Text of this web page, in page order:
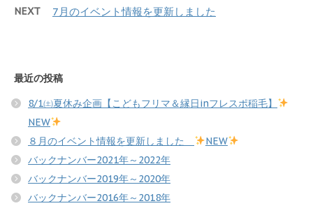
NEXT 7月のイベント情報を更新しました
最近の投稿
8/1㈯夏休み企画【こどもフリマ＆縁日inフレスポ稲毛】
NEW
８月のイベント情報を更新しました
NEW
バックナンバー2021年～2022年
バックナンバー2019年～2020年
バックナンバー2016年～2018年